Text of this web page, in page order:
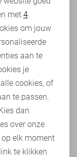
met 4
om jouw
aan te
je
cookies, of
te passen.
dan
over onze
elk moment
te klikken